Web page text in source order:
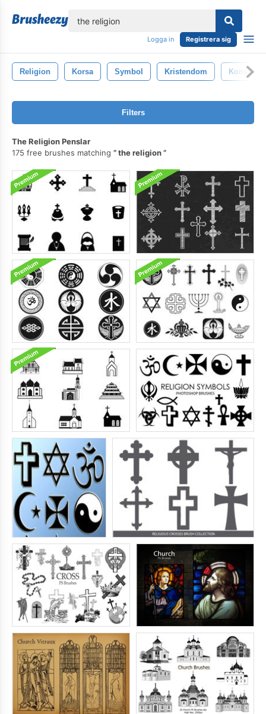
Logga in Registrera sig
Religion Korsa Symbol Kristendom Konst
Filters
The Religion Penslar
175 free brushes matching
the religion